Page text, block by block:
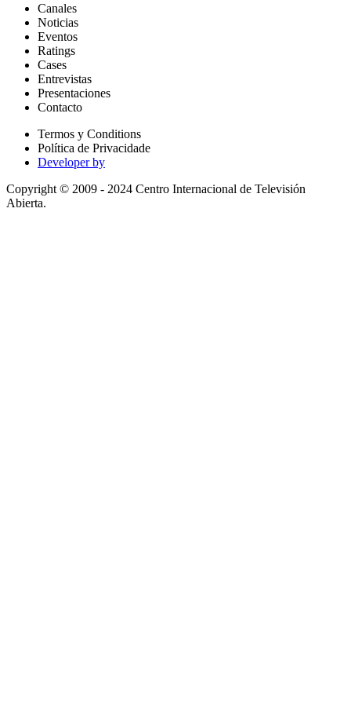
Canales
Noticias
Eventos
Ratings
Cases
Entrevistas
Presentaciones
Contacto
Termos y Conditions
Política de Privacidade
Developer by
Copyright © 2009 - 2024 Centro Internacional de Televisión
Abierta.